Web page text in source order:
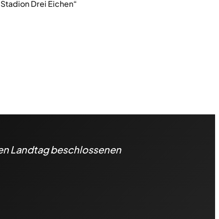
Drei Eichen“
Landtag beschlossenen